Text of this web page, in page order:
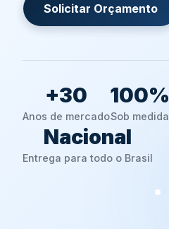
Solicitar Orçamento
+30
Anos de mercado
100%
Sob medida
Nacional
Entrega para todo o Brasil